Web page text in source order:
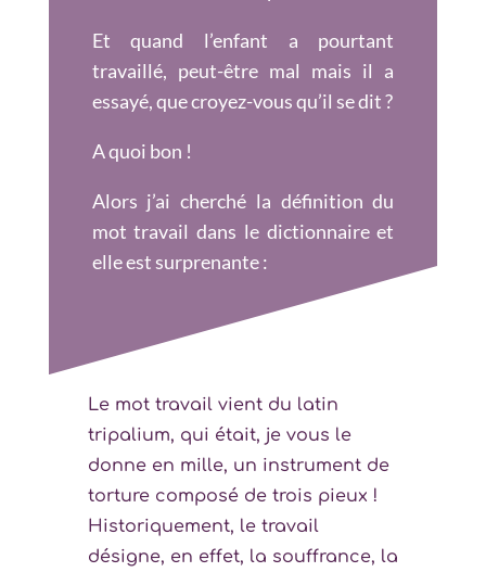
Et quand l’enfant a pourtant
travaillé, peut-être mal mais il a
essayé, que croyez-vous qu’il se dit ?
A quoi bon !
Alors j’ai cherché la définition du
mot travail dans le dictionnaire et
elle est surprenante :
Le mot travail vient du latin
tripalium, qui était, je vous le
donne en mille, un instrument de
torture composé de trois pieux !
Historiquement, le travail
désigne, en effet, la souffrance, la